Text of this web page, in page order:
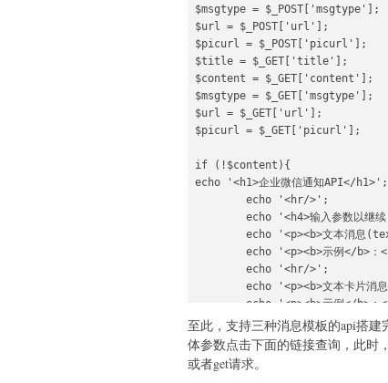
$msgtype = $_POST['msgtype'];
$url = $_POST['url'];
$picurl = $_POST['picurl'];
$title = $_GET['title'];
$content = $_GET['content'];
$msgtype = $_GET['msgtype'];
$url = $_GET['url'];
$picurl = $_GET['picurl'];
if (!$content){
echo '<h1>企业微信通知API</h1>';
        echo '<hr/>';
echo '<h4>输入参数以继
echo '<p><b>文本消息
echo '<p><b>示例</b>：
        echo '<hr/>';
echo '<p><b>文本卡片消
echo '<p><b>示例</b>：
        echo '<hr/>';
echo '<p><b>图文消息
echo '<p><b>示例</b>
        echo '<hr/>';
至此，支持三种消息模板的api搭
体参数点击下面的链接查询，此时
或者get请求。